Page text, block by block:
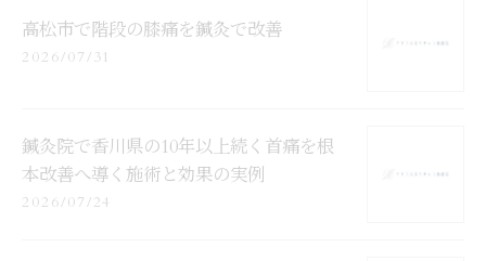
高松市で階段の膝痛を鍼灸で改善
2026/07/31
鍼灸院で香川県の10年以上続く首痛を根
本改善へ導く施術と効果の実例
2026/07/24